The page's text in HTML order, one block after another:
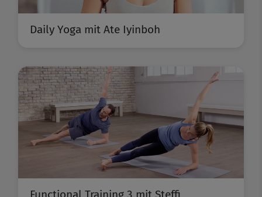
Daily Yoga mit Ate Iyinboh
Functional Training 3 mit Steffi